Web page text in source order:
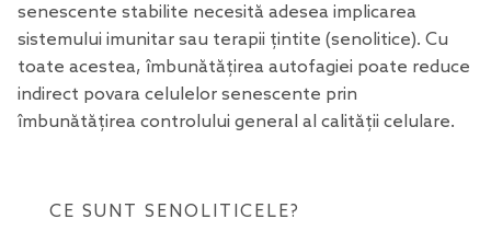
senescente stabilite necesită adesea implicarea
sistemului imunitar sau terapii țintite (senolitice). Cu
toate acestea, îmbunătățirea autofagiei poate reduce
indirect povara celulelor senescente prin
îmbunătățirea controlului general al calității celulare.
CE SUNT SENOLITICELE?